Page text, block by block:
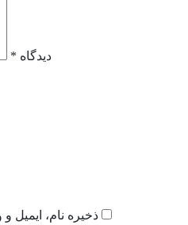
دیدگاه *
ذخیره نام، ایمیل